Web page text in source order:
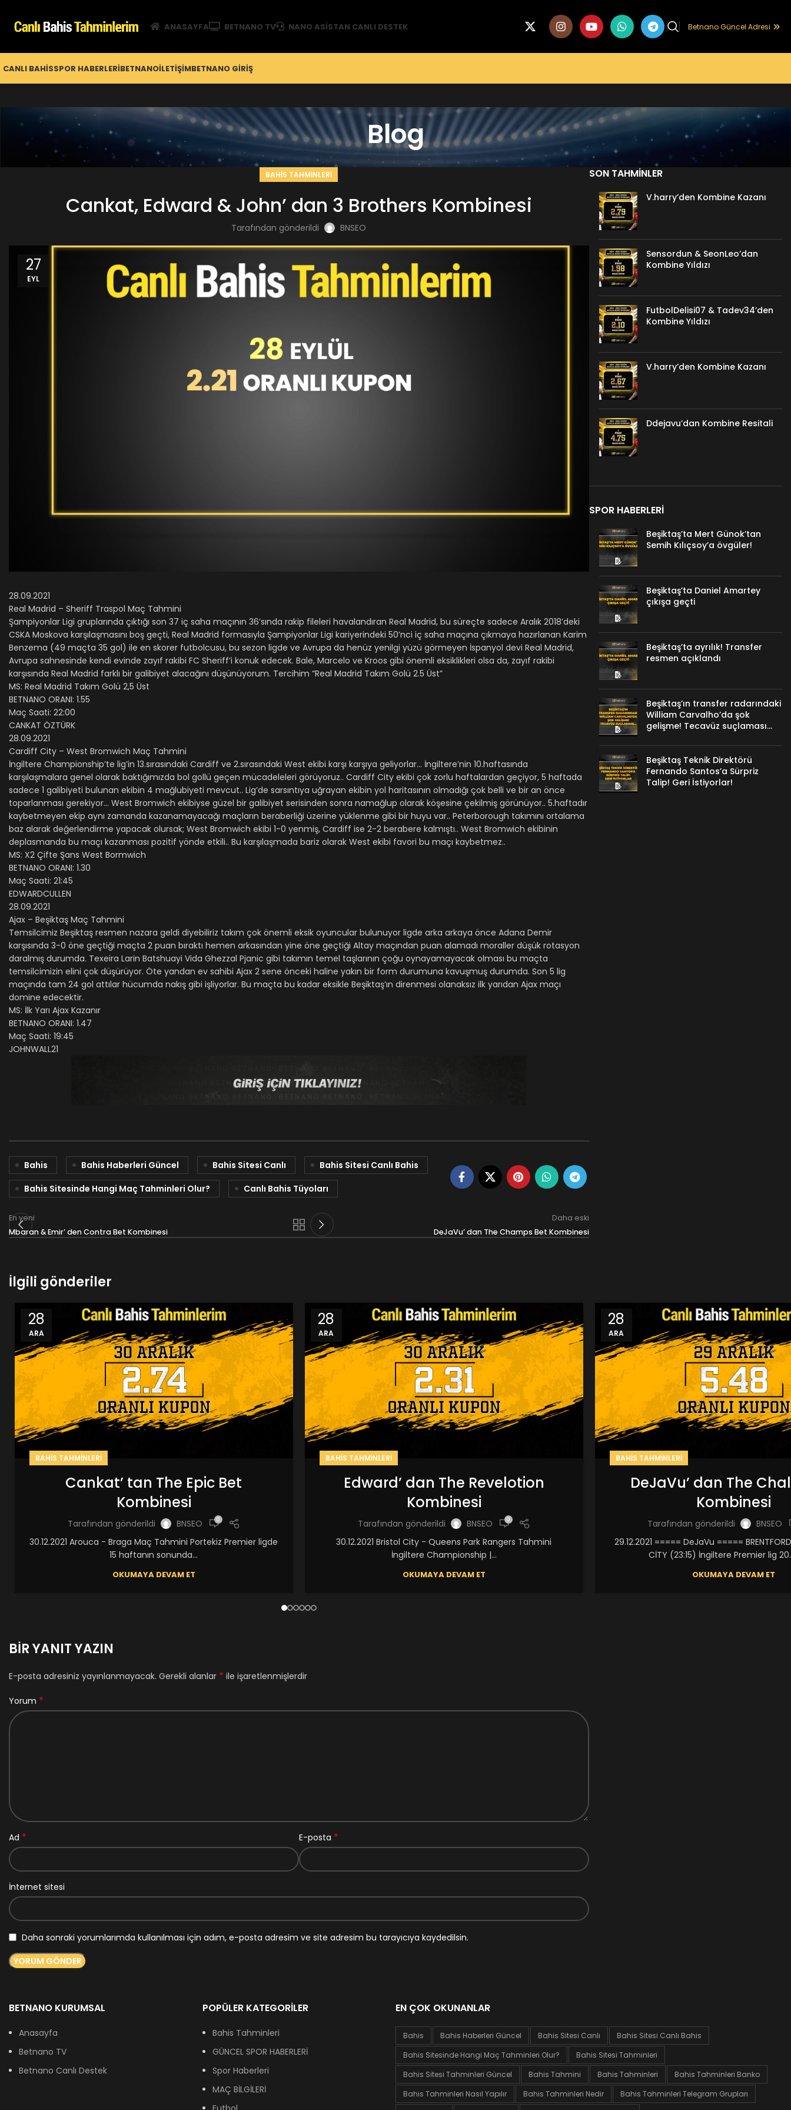
ANASAYFA BETNANO TV NANO ASISTAN CANLI DESTEK Betnano Güncel Adresi
CANLI BAHISSPOR HABERLERIBETNANOİLETIŞIMBETNANO GİRIŞ
Blog
BAHIS TAHMINLERI
Cankat, Edward & John’ dan 3 Brothers Kombinesi
Tarafından gönderildi BNSEO
27
EYL
28.09.2021
Real Madrid – Sheriff Traspol Maç Tahmini
Şampiyonlar Ligi gruplarında çıktığı son 37 iç saha maçının 36’sında rakip fileleri havalandıran Real Madrid, bu süreçte sadece Aralık 2018’deki
CSKA Moskova karşılaşmasını boş geçti, Real Madrid formasıyla Şampiyonlar Ligi kariyerindeki 50’nci iç saha maçına çıkmaya hazırlanan Karim
Benzema (49 maçta 35 gol) ile en skorer futbolcusu, bu sezon ligde ve Avrupa da henüz yenilgi yüzü görmeyen İspanyol devi Real Madrid,
Avrupa sahnesinde kendi evinde zayıf rakibi FC Sheriff’i konuk edecek. Bale, Marcelo ve Kroos gibi önemli eksiklikleri olsa da, zayıf rakibi
karşısında Real Madrid farklı bir galibiyet alacağını düşünüyorum. Tercihim “Real Madrid Takım Golü 2.5 Üst”
MS: Real Madrid Takım Golü 2,5 Üst
BETNANO ORANI: 1.55
Maç Saati: 22:00
CANKAT ÖZTÜRK
28.09.2021
Cardiff City – West Bromwich Maç Tahmini
İngiltere Championship’te lig’in 13.sırasındaki Cardiff ve 2.sırasındaki West ekibi karşı karşıya geliyorlar… İngiltere’nin 10.haftasında
karşılaşmalara genel olarak baktığımızda bol gollü geçen mücadeleleri görüyoruz.. Cardiff City ekibi çok zorlu haftalardan geçiyor, 5 haftada
sadece 1 galibiyeti bulunan ekibin 4 mağlubiyeti mevcut.. Lig’de sarsıntıya uğrayan ekibin yol haritasının olmadığı çok belli ve bir an önce
toparlanması gerekiyor… West Bromwich ekibiyse güzel bir galibiyet serisinden sonra namağlup olarak köşesine çekilmiş görünüyor.. 5.haftadır
kaybetmeyen ekip aynı zamanda kazanamayacağı maçların beraberliği üzerine yüklenme gibi bir huyu var.. Peterborough takımını ortalama
baz alarak değerlendirme yapacak olursak; West Bromwich ekibi 1-0 yenmiş, Cardiff ise 2-2 berabere kalmıştı.. West Bromwich ekibinin
deplasmanda bu maçı kazanması pozitif yönde etkili.. Bu karşılaşmada bariz olarak West ekibi favori bu maçı kaybetmez..
MS: X2 Çifte Şans West Bormwich
BETNANO ORANI: 1.30
Maç Saati: 21:45
EDWARDCULLEN
28.09.2021
Ajax – Beşiktaş Maç Tahmini
Temsilcimiz Beşiktaş resmen nazara geldi diyebiliriz takım çok önemli eksik oyuncular bulunuyor ligde arka arkaya önce Adana Demir
karşısında 3-0 öne geçtiği maçta 2 puan bıraktı hemen arkasından yine öne geçtiği Altay maçından puan alamadı moraller düşük rotasyon
daralmış durumda. Texeira Larin Batshuayi Vida Ghezzal Pjanic gibi takımın temel taşlarının çoğu oynayamayacak olması bu maçta
temsilcimizin elini çok düşürüyor. Öte yandan ev sahibi Ajax 2 sene önceki haline yakın bir form durumuna kavuşmuş durumda. Son 5 lig
maçında tam 24 gol attılar hücumda nakış gibi işliyorlar. Bu maçta bu kadar eksikle Beşiktaş’ın direnmesi olanaksız ilk yarıdan Ajax maçı
domine edecektir.
MS: İlk Yarı Ajax Kazanır
BETNANO ORANI: 1.47
Maç Saati: 19:45
JOHNWALL21
Bahis Bahis Haberleri Güncel Bahis Sitesi Canlı
Bahis Sitesi Canlı Bahis
Bahis Sitesinde Hangi Maç Tahminleri Olur?
Canlı Bahis Tüyoları
En yeni
Mbaran & Emir’ den Contra Bet Kombinesi
Daha eski
DeJaVu’ dan The Champs Bet Kombinesi
İlgili gönderiler
28
ARA
BAHIS TAHMINLERI
Cankat’ tan The Epic Bet
Kombinesi
Tarafından gönderildi BNSEO 0
30.12.2021 Arouca - Braga Maç Tahmini Portekiz Premier ligde
15 haftanın sonunda...
OKUMAYA DEVAM ET
28
ARA
BAHIS TAHMINLERI
Edward’ dan The Revelotion
Kombinesi
Tarafından gönderildi BNSEO 0
30.12.2021 Bristol City - Queens Park Rangers Tahmini
İngiltere Championship |...
OKUMAYA DEVAM ET
28
ARA
BAHIS TAHMINLERI
DeJaVu’ dan The
Kombinesi
Tarafından gönderildi
BNSEO
29.12.2021 ===== DeJaVu =====
CİTY (23:15) İngiltere Premier lig
OKUMAYA DEVAM ET
BIR YANIT YAZIN
E-posta adresiniz yayınlanmayacak. Gerekli alanlar * ile işaretlenmişlerdir
Yorum *
Ad * E-posta *
İnternet sitesi
Daha sonraki yorumlarımda kullanılması için adım, e-posta adresim ve site adresim bu tarayıcıya kaydedilsin.
SON TAHMINLER
V.harry’den Kombine Kazanı
Sensordun & SeonLeo’dan
Kombine Yıldızı
FutbolDelisi07 & Tadev34’den
Kombine Yıldızı
V.harry’den Kombine Kazanı
Ddejavu’dan Kombine Resitali
SPOR HABERLERI
Beşiktaş’ta Mert Günok’tan
Semih Kılıçsoy’a övgüler!
Beşiktaş’ta Daniel Amartey
çıkışa geçti
Beşiktaş’ta ayrılık! Transfer
resmen açıklandı
Beşiktaş’ın transfer radarındaki
William Carvalho’da şok
gelişme! Tecavüz suçlaması…
Beşiktaş Teknik Direktörü
Fernando Santos’a Sürpriz
Talip! Geri İstiyorlar!
BETNANO KURUMSAL
Anasayfa
Betnano TV
Betnano Canlı Destek
POPÜLER KATEGORILER
Bahis Tahminleri
GÜNCEL SPOR HABERLERİ
Spor Haberleri
MAÇ BİLGİLERİ
EN ÇOK OKUNANLAR
Bahis Bahis Haberleri Güncel Bahis Sitesi Canlı
Bahis Sitesi Canlı Bahis
Bahis Sitesinde Hangi Maç Tahminleri Olur?
Bahis Sitesi Tahminleri
Bahis Sitesi Tahminleri Güncel
Bahis Tahmini Bahis Tahminleri
Bahis Tahminleri Banko
Bahis Tahminleri Nasıl Yapılır
Bahis Tahminleri Nedir
Bahis Tahminleri Telegram Grupları